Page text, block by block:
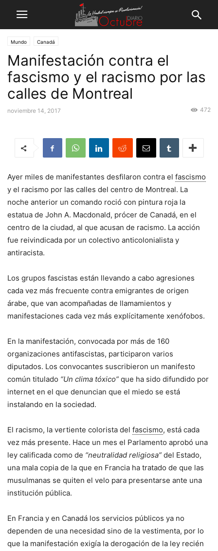
Mundo Canadá
Manifestación contra el
fascismo y el racismo por las
calles de Montreal
noviembre 14, 2017 472
Ayer miles de manifestantes desfilaron contra el fascismo
y el racismo por las calles del centro de Montreal. La
noche anterior un comando roció con pintura roja la
estatua de John A. Macdonald, prócer de Canadá, en el
centro de la ciudad, al que acusan de racismo. La acción
fue reivindicada por un colectivo anticolonialista y
antiracista.
Los grupos fascistas están llevando a cabo agresiones
cada vez más frecuente contra emigrantes de origen
árabe, que van acompañadas de llamamientos y
manifestaciones cada vez más explícitamente xenófobos.
En la manifestación, convocada por más de 160
organizaciones antifascistas, participaron varios
diputados. Los convocantes suscribieron un manifesto
común titulado “Un clima tóxico” que ha sido difundido por
internet en el que denuncian que el miedo se está
instalando en la sociedad.
El racismo, la vertiente colorista del fascismo, está cada
vez más presente. Hace un mes el Parlamento aprobó una
ley calificada como de “neutralidad religiosa” del Estado,
una mala copia de la que en Francia ha tratado de que las
musulmanas se quiten el velo para presentarse ante una
institución pública.
En Francia y en Canadá los servicios públicos ya no
dependen de una necesidad sino de la vestimenta, por lo
que la manifestación exigía la derogación de la ley recién